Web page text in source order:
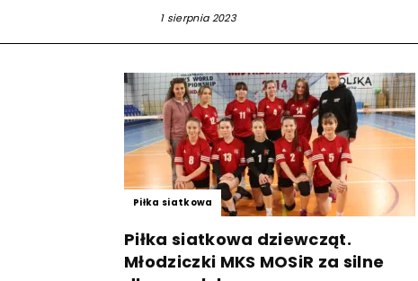
1 sierpnia 2023
Piłka siatkowa
Piłka siatkowa dziewcząt.
Młodziczki MKS MOSiR za silne